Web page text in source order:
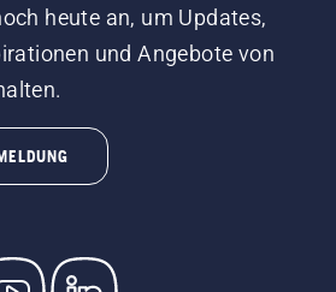
heute an, um Updates,
und Angebote von